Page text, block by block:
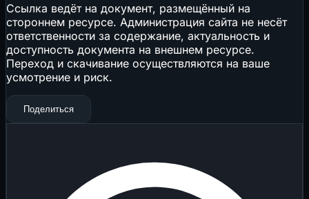
Ссылка ведёт на документ, размещённый на
стороннем ресурсе. Администрация сайта не несёт
ответственности за содержание, актуальность и
доступность документа на внешнем ресурсе.
Переход и скачивание осуществляются на ваше
усмотрение и риск.
Поделиться